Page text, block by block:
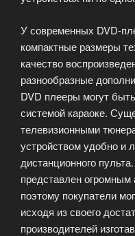
У современных DVD-
компактные размеры
качество
разнообразные
DVD плееры могут
системой караоке.
телевизионными
устройством удобно и
дистанционного
представлен огромным
поэтому покупатели
исходя из своего
производителей